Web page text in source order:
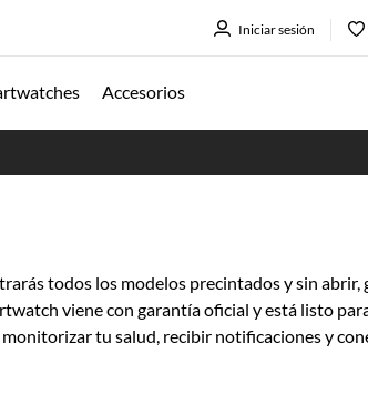
Iniciar sesión
Accesorios
todos los modelos precintados y sin
viene con garantía oficial y está listo
tu salud, recibir notificaciones y